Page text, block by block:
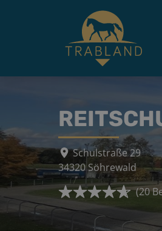
Schulstraße 29
34320Söhrewald
(20